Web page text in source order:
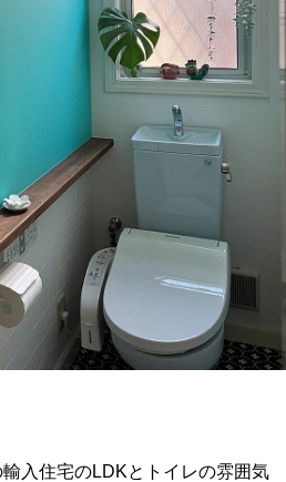
輸入住宅のLDKとトイレの雰囲気